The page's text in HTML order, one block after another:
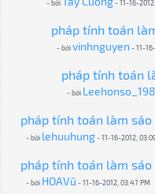
- bởi - 11-16-
pháp tính toán
- bởivinhnguyen - 11-
pháp tính toán
- bởi
pháp tính toán làm sáo
- bởi lehuuhung- 11-16-2012,
pháp tính toán làm sáo
- bởi HOAVũ - 11-16-2012, 03:47 PM